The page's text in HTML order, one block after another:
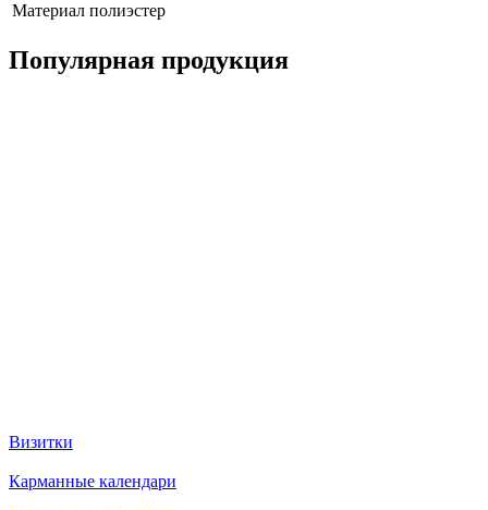
Материал полиэстер
Популярная продукция
Визитки
Карманные календари